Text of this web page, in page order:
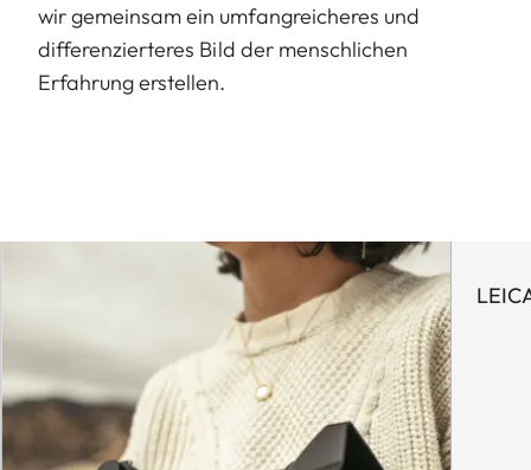
wir gemeinsam ein umfangreicheres und
differenzierteres Bild der menschlichen
Erfahrung erstellen.